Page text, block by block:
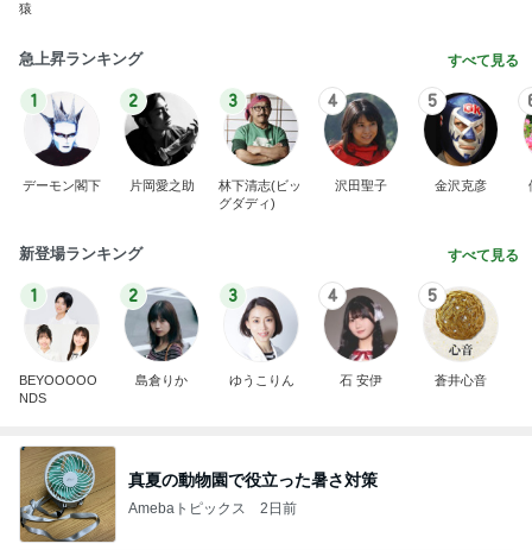
猿
急上昇ランキング すべて見る
1
デーモン閣下
2
片岡愛之助
3
林下清志(ビッ
グダディ)
4
沢田聖子
5
金沢克彦
新登場ランキング すべて見る
1
BEYOOOOO
NDS
2
島倉りか
3
ゆうこりん
4
石 安伊
5
蒼井心音
真夏の動物園で役立った暑さ対策
Amebaトピックス 2日前